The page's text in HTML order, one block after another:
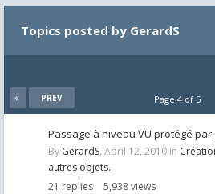
Topics posted by GerardS
PREV Page 4 of 5
Passage à niveau VU protégé
By GerardS, April 12, 2010 in
autres objets.
21 replies 5,938views